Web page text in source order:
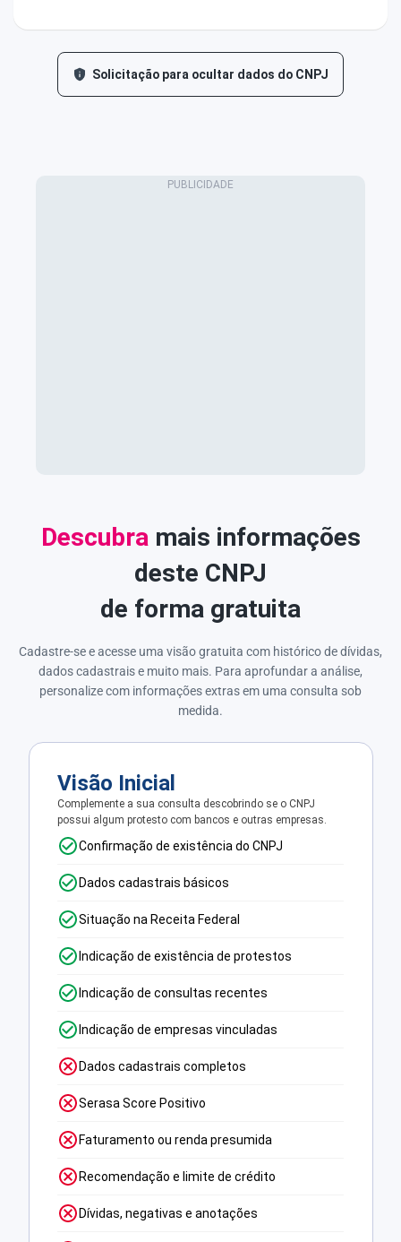
Solicitação para ocultar dados do CNPJ
Descubra mais informações
deste CNPJ
de forma gratuita
Cadastre-se e acesse uma visão gratuita com histórico de dívidas,
dados cadastrais e muito mais. Para aprofundar a análise,
personalize com informações extras em uma consulta sob
medida.
Visão Inicial
Complemente a sua consulta descobrindo se o CNPJ
possui algum protesto com bancos e outras empresas.
Confirmação de existência do CNPJ
Dados cadastrais básicos
Situação na Receita Federal
Indicação de existência de protestos
Indicação de consultas recentes
Indicação de empresas vinculadas
Dados cadastrais completos
Serasa Score Positivo
Faturamento ou renda presumida
Recomendação e limite de crédito
Dívidas, negativas e anotações